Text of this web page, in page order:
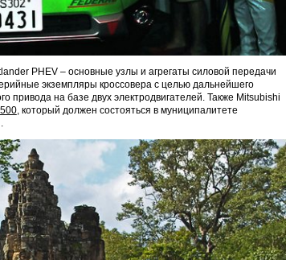
PHEV – основные узлы и агрегаты силовой передачи
экземпляры кроссовера с целью дальнейшего
привода на базе двух электродвигателей. Также Mitsubishi
, который должен состояться в муниципалитете